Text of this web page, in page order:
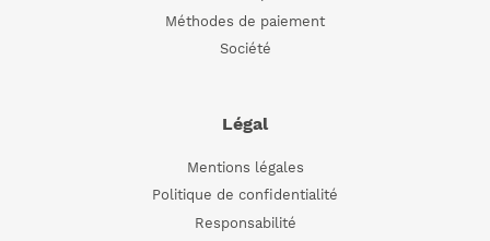
Méthodes de paiement
Société
Légal
Mentions légales
Politique de confidentialité
Responsabilité